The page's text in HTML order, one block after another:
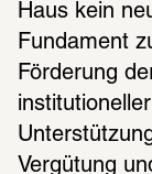
Haus kein
Fundament
Förderung
Vergütung